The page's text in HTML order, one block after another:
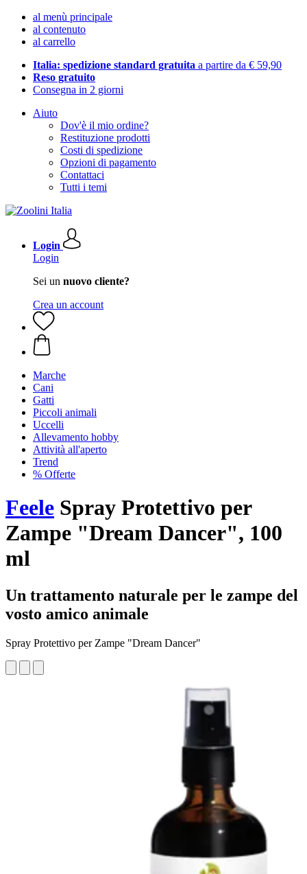
al menù principale
al contenuto
al carrello
Italia: spedizione standard gratuita a partire da € 59,90
Reso gratuito
Consegna in 2 giorni
Aiuto
Dov'è il mio ordine?
Restituzione prodotti
Costi di spedizione
Opzioni di pagamento
Contattaci
Tutti i temi
Login
Login
Sei un nuovo cliente?
Crea un account
Marche
Cani
Gatti
Piccoli animali
Uccelli
Allevamento hobby
Attività all'aperto
Trend
% Offerte
Feele Spray Protettivo per
Zampe "Dream Dancer", 100
ml
Un trattamento naturale per le zampe del
vosto amico animale
Spray Protettivo per Zampe "Dream Dancer"